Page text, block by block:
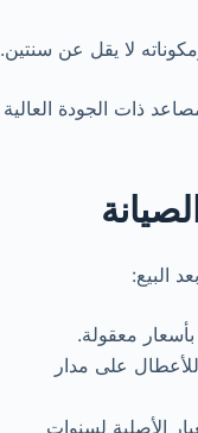
لا يقل عن سنتين.
ذات الجودة العالية
البيع:
معقولة.
على مدار
الأصلية لسنوات